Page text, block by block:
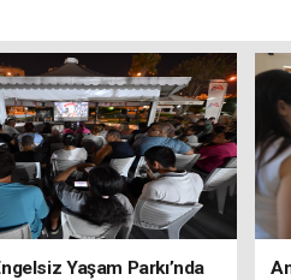
Yaşam Parkı’nda